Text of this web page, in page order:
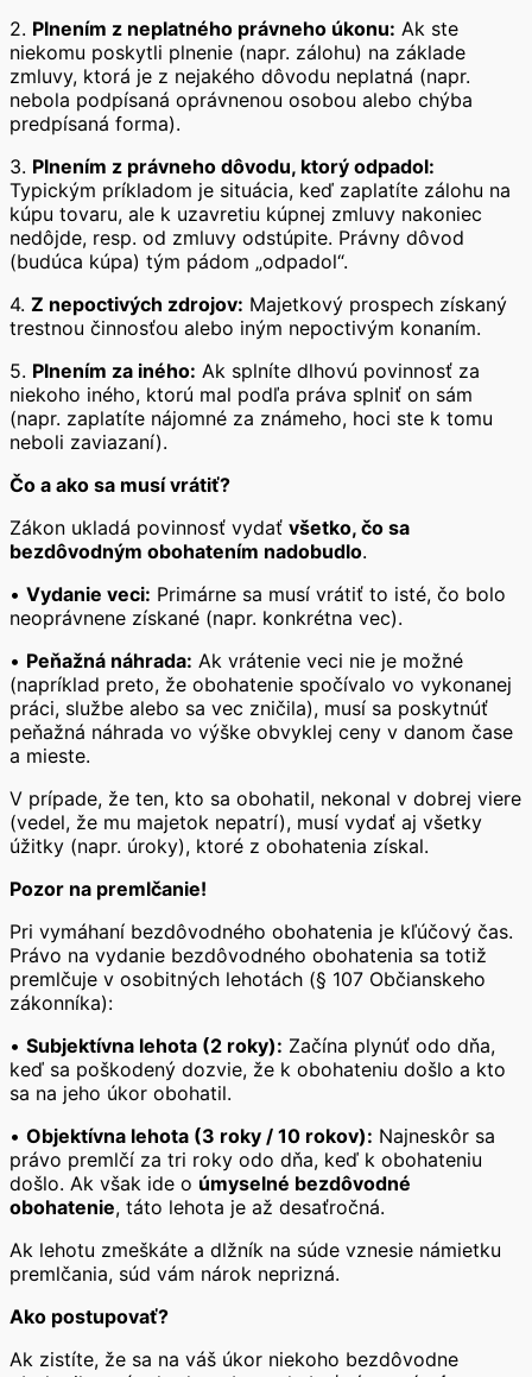
2. Plnením z neplatného právneho úkonu: Ak ste
niekomu poskytli plnenie (napr. zálohu) na základe
zmluvy, ktorá je z nejakého dôvodu neplatná (napr.
nebola podpísaná oprávnenou osobou alebo chýba
predpísaná forma).
3. Plnením z právneho dôvodu, ktorý odpadol:
Typickým príkladom je situácia, keď zaplatíte zálohu na
kúpu tovaru, ale k uzavretiu kúpnej zmluvy nakoniec
nedôjde, resp. od zmluvy odstúpite. Právny dôvod
(budúca kúpa) tým pádom „odpadol“.
4. Z nepoctivých zdrojov: Majetkový prospech získaný
trestnou činnosťou alebo iným nepoctivým konaním.
5. Plnením za iného: Ak splníte dlhovú povinnosť za
niekoho iného, ktorú mal podľa práva splniť on sám
(napr. zaplatíte nájomné za známeho, hoci ste k tomu
neboli zaviazaní).
Čo a ako sa musí vrátiť?
Zákon ukladá povinnosť vydať všetko, čo sa
bezdôvodným obohatením nadobudlo.
• Vydanie veci: Primárne sa musí vrátiť to isté, čo bolo
neoprávnene získané (napr. konkrétna vec).
• Peňažná náhrada: Ak vrátenie veci nie je možné
(napríklad preto, že obohatenie spočívalo vo vykonanej
práci, službe alebo sa vec zničila), musí sa poskytnúť
peňažná náhrada vo výške obvyklej ceny v danom čase
a mieste.
V prípade, že ten, kto sa obohatil, nekonal v dobrej viere
(vedel, že mu majetok nepatrí), musí vydať aj všetky
úžitky (napr. úroky), ktoré z obohatenia získal.
Pozor na premlčanie!
Pri vymáhaní bezdôvodného obohatenia je kľúčový čas.
Právo na vydanie bezdôvodného obohatenia sa totiž
premlčuje v osobitných lehotách (§ 107 Občianskeho
zákonníka):
• Subjektívna lehota (2 roky): Začína plynúť odo dňa,
keď sa poškodený dozvie, že k obohateniu došlo a kto
sa na jeho úkor obohatil.
• Objektívna lehota (3 roky / 10 rokov): Najneskôr sa
právo premlčí za tri roky odo dňa, keď k obohateniu
došlo. Ak však ide o úmyselné bezdôvodné
obohatenie, táto lehota je až desaťročná.
Ak lehotu zmeškáte a dlžník na súde vznesie námietku
premlčania, súd vám nárok neprizná.
Ako postupovať?
Ak zistíte, že sa na váš úkor niekoho bezdôvodne